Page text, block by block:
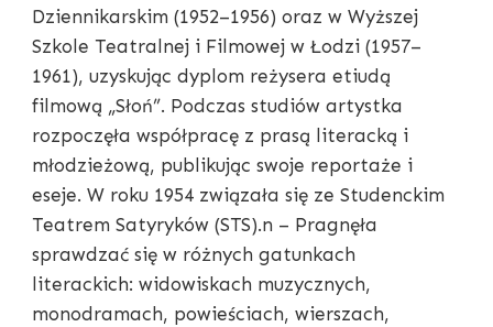
Dziennikarskim (1952–1956) oraz w Wyższej
Szkole Teatralnej i Filmowej w Łodzi (1957–
1961), uzyskując dyplom reżysera etiudą
filmową „Słoń”. Podczas studiów artystka
rozpoczęła współpracę z prasą literacką i
młodzieżową, publikując swoje reportaże i
eseje. W roku 1954 związała się ze Studenckim
Teatrem Satyryków (STS).n – Pragnęła
sprawdzać się w różnych gatunkach
literackich: widowiskach muzycznych,
monodramach, powieściach, wierszach,